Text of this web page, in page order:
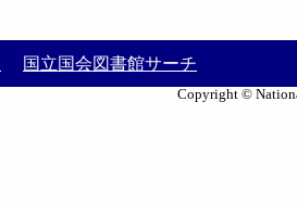
国立国会図書館サーチ
Copyright ©